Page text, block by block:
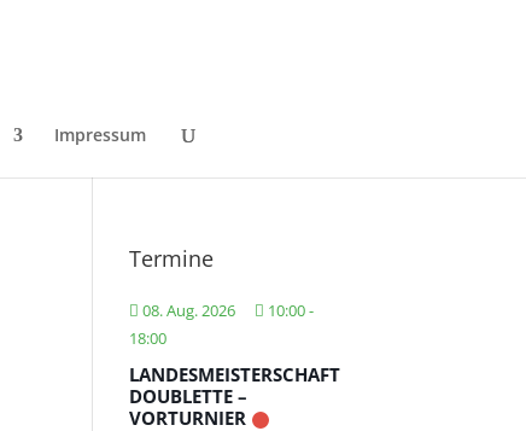
Impressum
Termine
08. Aug. 2026 10:00-
18:00
LANDESMEISTERSCHAFT
DOUBLETTE –
VORTURNIER